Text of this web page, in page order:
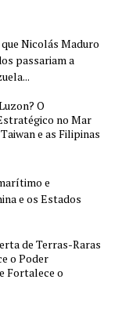
Nicolás Maduro
passariam a
O
no Mar
e as Filipinas
e
e os Estados
de Terras-Raras
o Poder
Fortalece o